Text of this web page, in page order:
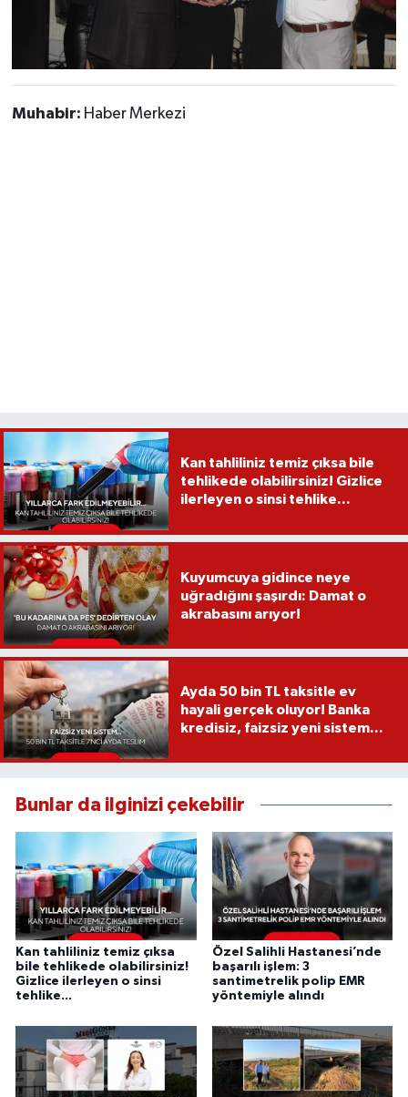
Muhabir: Haber Merkezi
Kan tahliliniz temiz çıksa bile
tehlikede olabilirsiniz! Gizlice
ilerleyen o sinsi tehlike...
Kuyumcuya gidince neye
uğradığını şaşırdı: Damat o
akrabasını arıyor!
Ayda 50 bin TL taksitle ev
hayali gerçek oluyor! Banka
kredisiz, faizsiz yeni sistem...
Bunlar da ilginizi çekebilir
Kan tahliliniz temiz çıksa
bile tehlikede olabilirsiniz!
Gizlice ilerleyen o sinsi
tehlike...
Özel Salihli Hastanesi’nde
başarılı işlem: 3
santimetrelik polip EMR
yöntemiyle alındı